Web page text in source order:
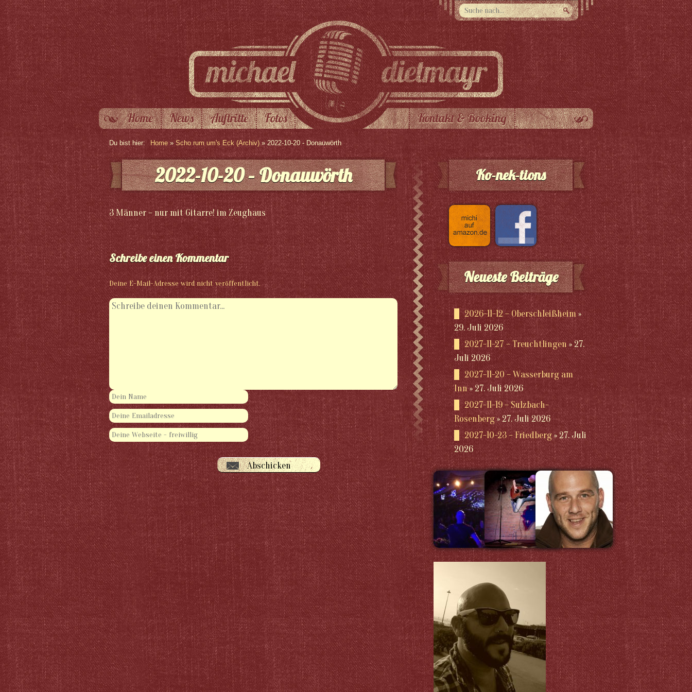
Home News Auftritte Fotos Kontakt & Booking
Du bist hier: Home» Scho rum um's Eck (Archiv)» 2022-10-20 - Donauwörth
2022-10-20 – Donauwörth
3 Männer – nur mit Gitarre! im Zeughaus
Schreibe einen Kommentar
Deine E-Mail-Adresse wird nicht veröffentlicht.
Ko-nek-tions
Neueste Beiträge
2026-11-12 – Oberschleißheim
29. Juli 2026
2027-11-27 – Treuchtlingen
27.
Juli 2026
2027-11-20 – Wasserburg am
Inn
27. Juli 2026
2027-11-19 – Sulzbach-
Rosenberg
27. Juli 2026
2027-10-23 – Friedberg
27. Juli
2026